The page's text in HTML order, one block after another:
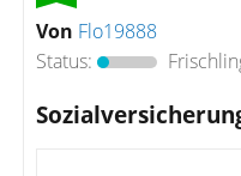
Von Flo19888
Status: